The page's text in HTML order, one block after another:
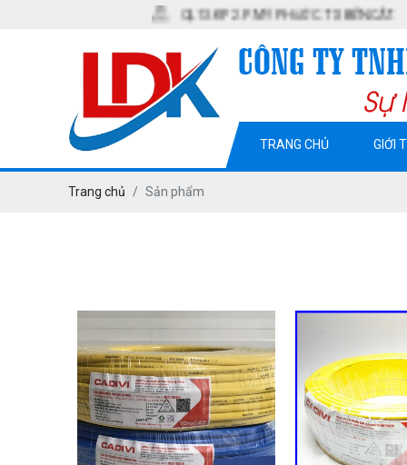
QL13. KP2. P. MỸ PHƯỚC. TX BẾN CÁT. T BÌNH
TRANG CHỦ GIỚI
Trang chủ Sản phẩm